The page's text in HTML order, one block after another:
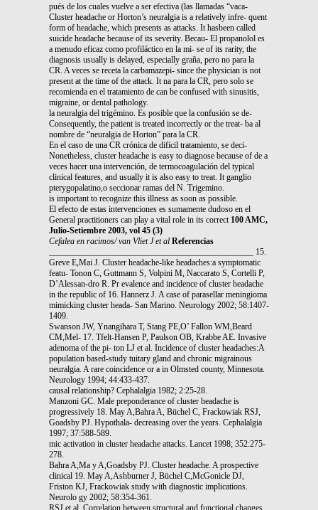
pués de los cuales vuelve a ser efectiva (las llamadas “vaca-
Cluster headache or Horton’s neuralgia is a relatively infre- quent
form of headache, which presents as attacks. It hasbeen called
suicide headache because of its severity. Becau- El propanolol es
a menudo eficaz como profiláctico en la mi- se of its rarity, the
diagnosis usually is delayed, especially graña, pero no para la
CR. A veces se receta la carbamazepi- since the physician is not
present at the time of the attack. It na para la CR, pero solo se
recomienda en el tratamiento de can be confused with sinusitis,
migraine, or dental pathology.
la neuralgia del trigémino. Es posible que la confusión se de-
Consequently, the patient is treated incorrectly or the treat- ba al
nombre de “neuralgia de Horton” para la CR.
En el caso de una CR crónica de difícil tratamiento, se deci-
Nonetheless, cluster headache is easy to diagnose because of de a
veces hacer una intervención, de termocoagulación del typical
clinical features, and usually it is also easy to treat. It ganglio
pterygopalatino,o seccionar ramas del N. Trigemino.
is important to recognize this illness as soon as possible.
El efecto de estas intervenciones es sumamente dudoso en el
General practitioners can play a vital role in its correct 100 AMC,
Julio-Setiembre 2003, vol 45 (3)
Cefalea en racimos/ van Vliet J et al Referencias
________________________________________________ 15.
Greve E,Mai J. Cluster headache-like headaches:a symptomatic
featu- Tonon C, Guttmann S, Volpini M, Naccarato S, Cortelli P,
D’Alessan-dro R. Pr evalence and incidence of cluster headache
in the republic of 16. Hannerz J. A case of parasellar meningioma
mimicking cluster heada- San Marino. Neurology 2002; 58:1407-
1409.
Swanson JW, Ynangihara T, Stang PE,O’ Fallon WM,Beard
CM,Mel- 17. Tfelt-Hansen P, Paulson OB, Krabbe AE. Invasive
adenoma of the pi- ton LJ et al. Incidence of cluster headaches:A
population based-study tuitary gland and chronic migrainous
neuralgia. A rare coincidence or a in Olmsted county, Minnesota.
Neurology 1994; 44:433-437.
causal relationship? Cephalalgia 1982; 2:25-28.
Manzoni GC. Male preponderance of cluster headache is
progressively 18. May A,Bahra A, Büchel C, Frackowiak RSJ,
Goadsby PJ. Hypothala- decreasing over the years. Cephalalgia
1997; 37:588-589.
mic activation in cluster headache attacks. Lancet 1998; 352:275-
278.
Bahra A,Ma y A,Goadsby PJ. Cluster headache. A prospective
clinical 19. May A,Ashburner J, Büchel C,McGonicle DJ,
Friston KJ, Frackowiak study with diagnostic implications.
Neurolo gy 2002; 58:354-361.
RSJ et al. Correlation between structural and functional changes